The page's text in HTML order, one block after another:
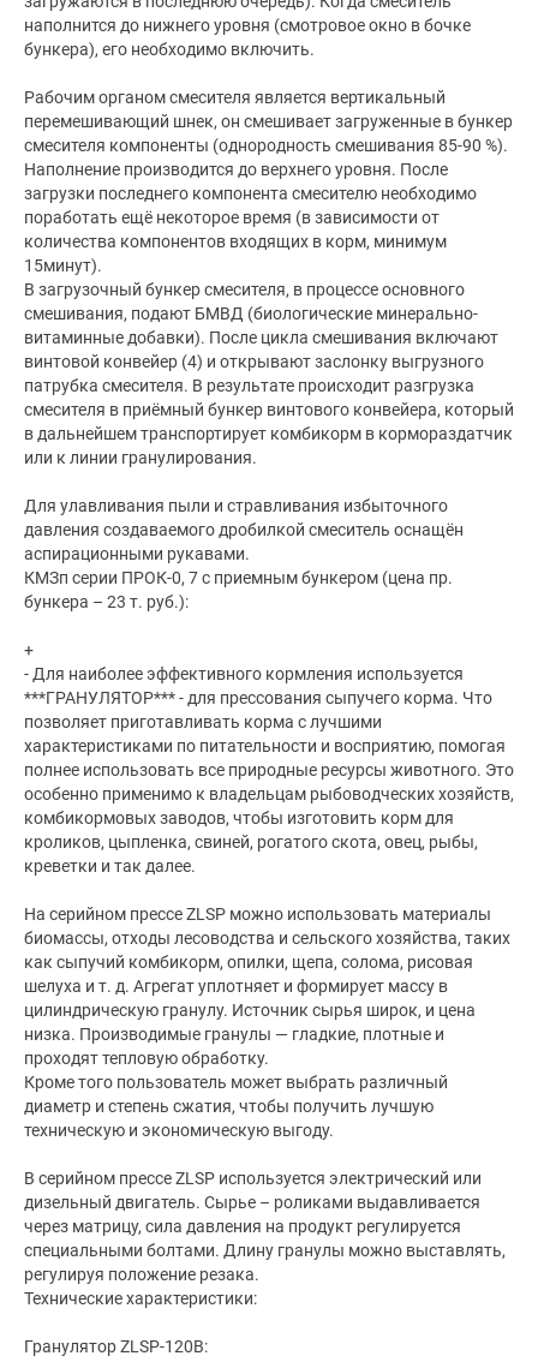
наполнится до нижнего уровня (смотровое окно в бочке
бункера), его необходимо включить.
Рабочим органом смесителя является вертикальный
перемешивающий шнек, он смешивает загруженные в бункер
смесителя компоненты (однородность смешивания 85-90 %).
Наполнение производится до верхнего уровня. После
загрузки последнего компонента смесителю необходимо
поработать ещё некоторое время (в зависимости от
количества компонентов входящих в корм, минимум
15минут).
В загрузочный бункер смесителя, в процессе основного
смешивания, подают БМВД (биологические минерально-
витаминные добавки). После цикла смешивания включают
винтовой конвейер (4) и открывают заслонку выгрузного
патрубка смесителя. В результате происходит разгрузка
смесителя в приёмный бункер винтового конвейера, который
в дальнейшем транспортирует комбикорм в кормораздатчик
или к линии гранулирования.
Для улавливания пыли и стравливания избыточного
давления создаваемого дробилкой смеситель оснащён
аспирационными рукавами.
КМЗп серии ПРОК-0, 7 с приемным бункером (цена пр.
бункера – 23 т. руб.):
+
- Для наиболее эффективного кормления используется
***ГРАНУЛЯТОР*** - для прессования сыпучего корма. Что
позволяет приготавливать корма с лучшими
характеристиками по питательности и восприятию, помогая
полнее использовать все природные ресурсы животного. Это
особенно применимо к владельцам рыбоводческих хозяйств,
комбикормовых заводов, чтобы изготовить корм для
кроликов, цыпленка, свиней, рогатого скота, овец, рыбы,
креветки и так далее.
На серийном прессе ZLSP можно использовать материалы
биомассы, отходы лесоводства и сельского хозяйства, таких
как сыпучий комбикорм, опилки, щепа, солома, рисовая
шелуха и т. д. Агрегат уплотняет и формирует массу в
цилиндрическую гранулу. Источник сырья широк, и цена
низка. Производимые гранулы — гладкие, плотные и
проходят тепловую обработку.
Кроме того пользователь может выбрать различный
диаметр и степень сжатия, чтобы получить лучшую
техническую и экономическую выгоду.
В серийном прессе ZLSP используется электрический или
дизельный двигатель. Сырье – роликами выдавливается
через матрицу, сила давления на продукт регулируется
специальными болтами. Длину гранулы можно выставлять,
регулируя положение резака.
Технические характеристики:
Гранулятор ZLSP-120B: